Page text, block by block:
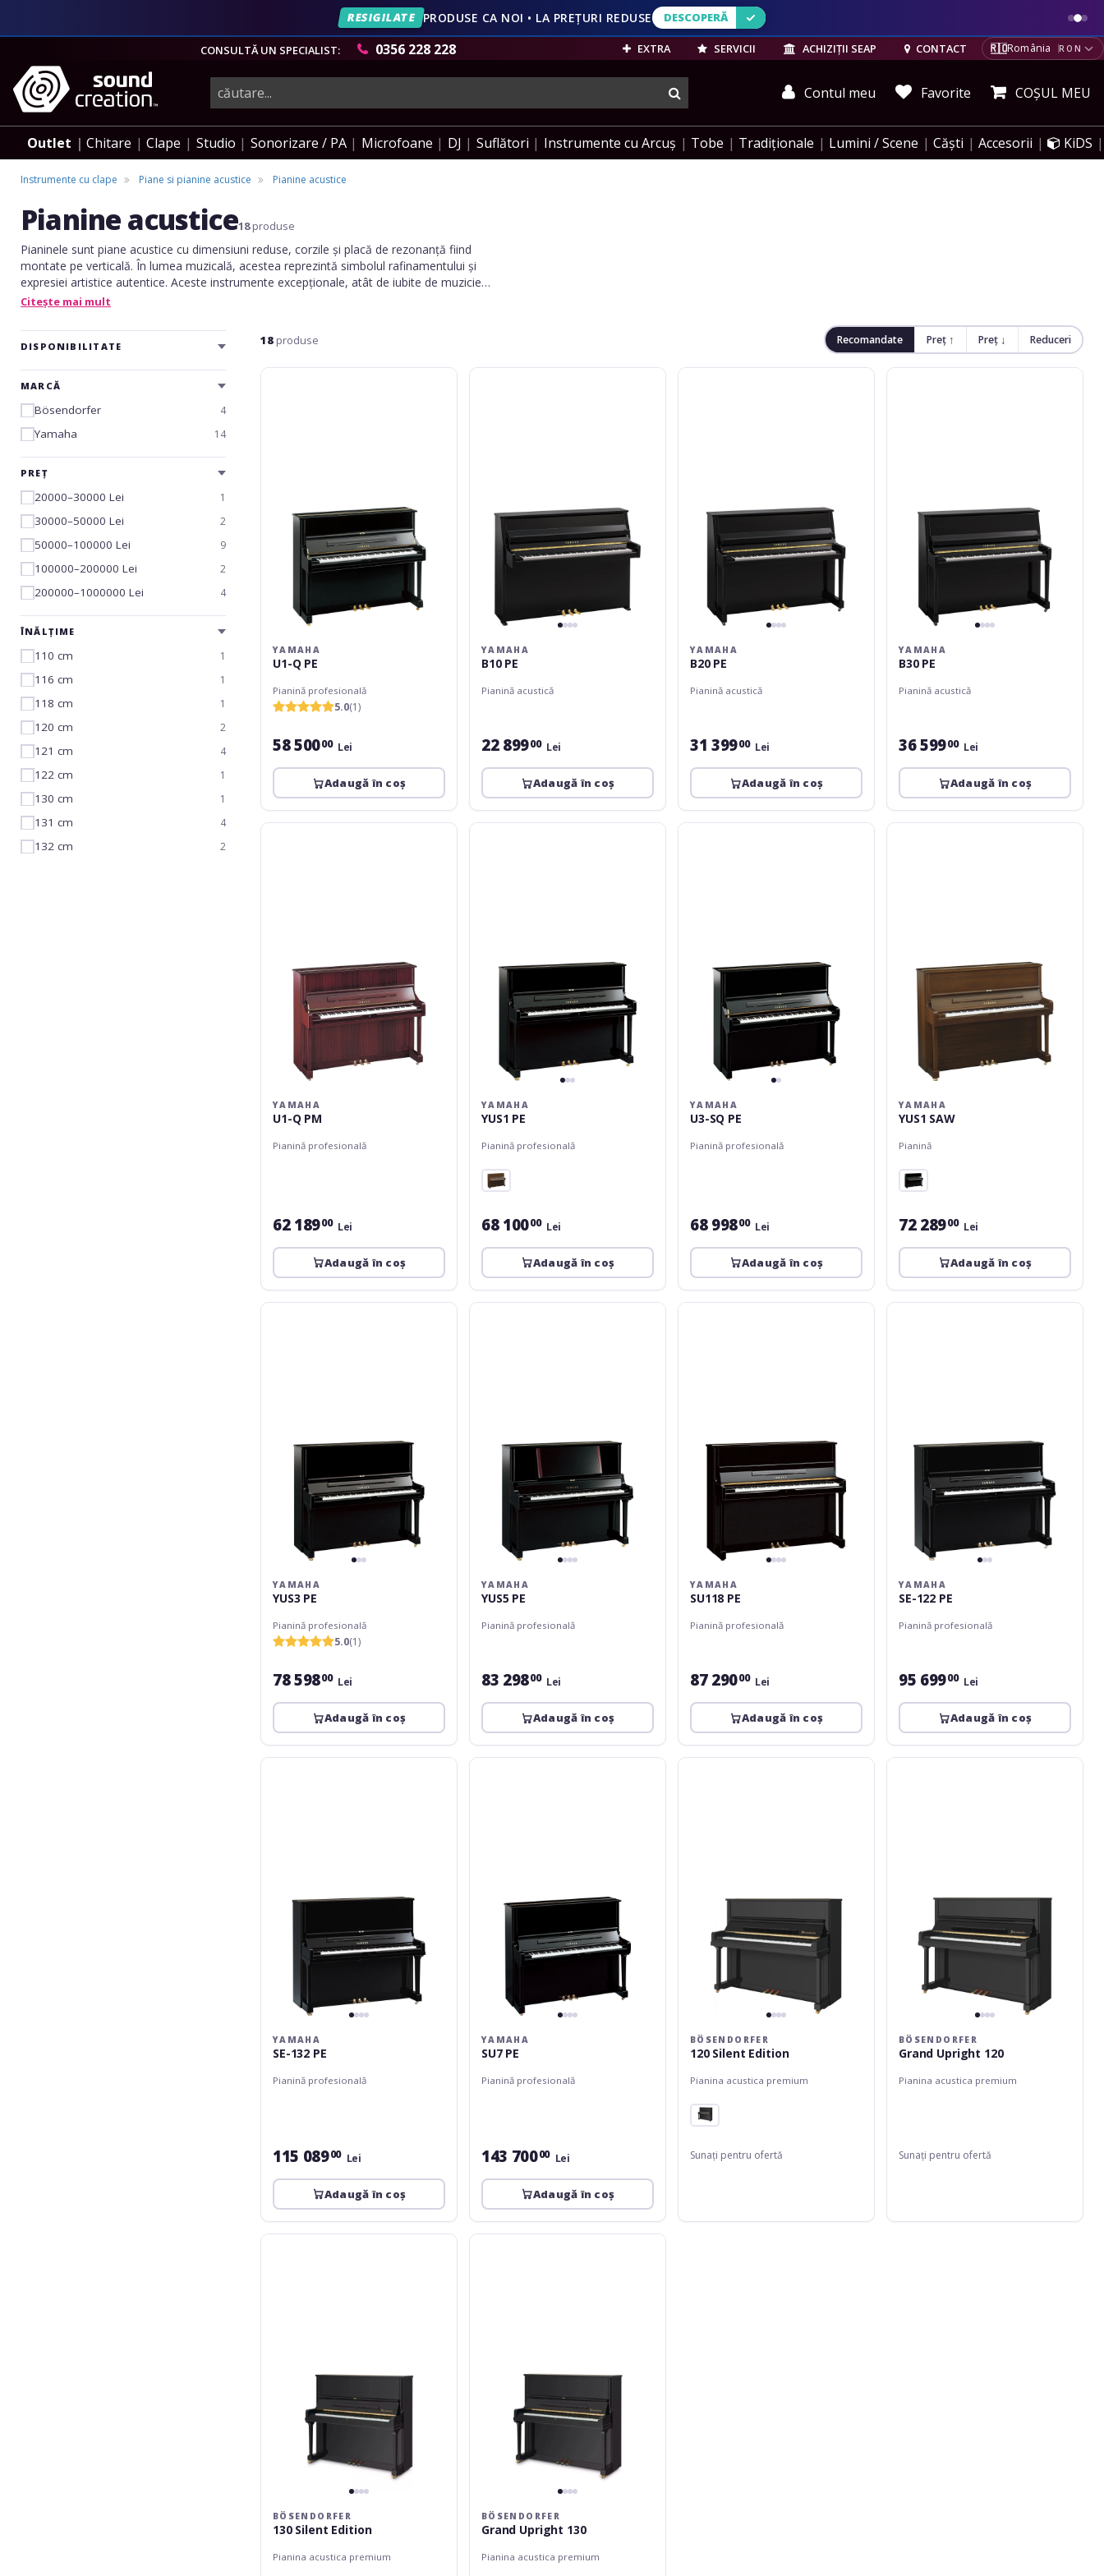
VEZI OFERTELE
RESIGILATE PRODUSE CA NOI • LA PREȚURI REDUSE DESCOPERĂ
DESCOPERĂ
CONSULTĂ UN SPECIALIST:
0356 228 228 EXTRA SERVICII ACHIZIȚII SEAP CONTACT 🇷🇴România RON
instrumente
muzicale,
echipamente
pro-
audio
Contul meu Favorite COȘUL MEU
Outlet Chitare Clape Studio Sonorizare / PA Microfoane DJ Suflători Instrumente cu Arcuș Tobe Tradiționale Lumini / Scene Căști Accesorii KiDS
Instrumente cu clape Piane si pianine acustice Pianine acustice
Pianine acustice18produse
Pianinele sunt piane acustice cu dimensiuni reduse, corzile și placă de rezonanță fiind
montate pe verticală. În lumea muzicală, acestea reprezintă simbolul rafinamentului și
expresiei artistice autentice. Aceste instrumente excepționale, atât de iubite de muzicieni
și pasionații de artă, devin adesea punctul central al experiențelor muzicale memorabile.
opere de artă ce transcend pragul sunetului.
Citește mai mult
DISPONIBILITATE
MARCĂ
Bösendorfer 4
Yamaha 14
PREȚ
20000–30000 Lei 1
30000–50000 Lei 2
50000–100000 Lei 9
100000–200000 Lei 2
200000–1000000 Lei 4
ÎNĂLȚIME
110 cm 1
116 cm 1
118 cm 1
120 cm 2
121 cm 4
122 cm 1
130 cm 1
131 cm 4
132 cm 2
18 produse Recomandate Preț ↑ Preț ↓ Reduceri
Yamaha
YAMAHA
U1-Q PE
Pianină profesională
5.0(1)
58 50000 Lei
Adaugă în coș
Yamaha
YAMAHA
B10 PE
Pianină acustică
22 89900 Lei
Adaugă în coș
Yamaha
YAMAHA
B20 PE
Pianină acustică
31 39900 Lei
Adaugă în coș
Yamaha
YAMAHA
B30 PE
Pianină acustică
36 59900 Lei
Adaugă în coș
Yamaha
YAMAHA
U1-Q PM
Pianină profesională
62 18900 Lei
Adaugă în coș
Yamaha
YAMAHA
YUS1 PE
Pianină profesională
68 10000 Lei
Adaugă în coș
Yamaha
YAMAHA
U3-SQ PE
Pianină profesională
68 99800 Lei
Adaugă în coș
Yamaha
YAMAHA
YUS1 SAW
Pianină
72 28900 Lei
Adaugă în coș
Yamaha
YAMAHA
YUS3 PE
Pianină profesională
5.0(1)
78 59800 Lei
Adaugă în coș
Yamaha
YAMAHA
YUS5 PE
Pianină profesională
83 29800 Lei
Adaugă în coș
Yamaha
YAMAHA
SU118 PE
Pianină profesională
87 29000 Lei
Adaugă în coș
Yamaha
YAMAHA
SE-122 PE
Pianină profesională
95 69900 Lei
Adaugă în coș
Yamaha
YAMAHA
SE-132 PE
Pianină profesională
115 08900 Lei
Adaugă în coș
Yamaha
YAMAHA
SU7 PE
Pianină profesională
143 70000 Lei
Adaugă în coș
Bösendorfer
BÖSENDORFER
120 Silent Edition
Pianina acustica premium
Sunați pentru ofertă
Bösendorfer
BÖSENDORFER
Grand Upright 120
Pianina acustica premium
Sunați pentru ofertă
Bösendorfer
BÖSENDORFER
130 Silent Edition
Pianina acustica premium
Bösendorfer
BÖSENDORFER
Grand Upright 130
Pianina acustica premium